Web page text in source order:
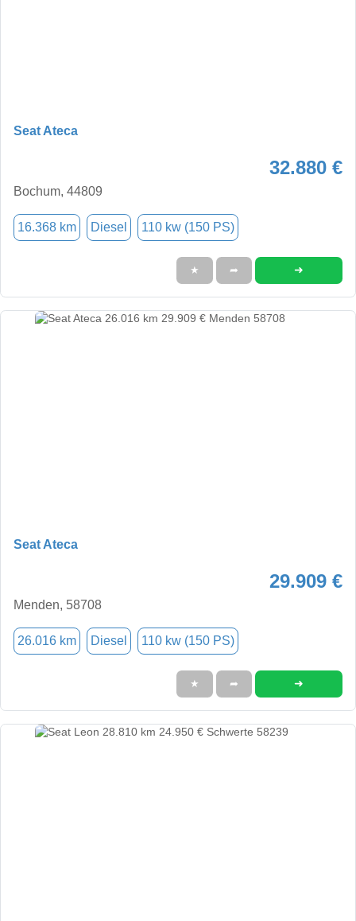
Seat Ateca
32.880 €
Bochum, 44809
16.368 km Diesel 110 kw (150 PS)
★ ➦ ➜
Seat Ateca
29.909 €
Menden, 58708
26.016 km Diesel 110 kw (150 PS)
★ ➦ ➜